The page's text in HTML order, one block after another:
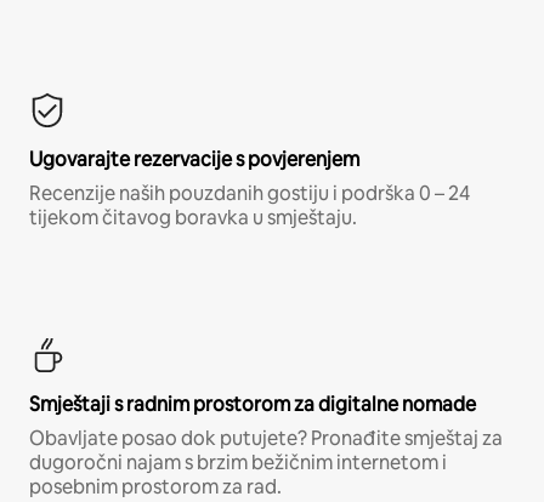
Ugovarajte rezervacije s povjerenjem
Recenzije naših pouzdanih gostiju i podrška 0 – 24
tijekom čitavog boravka u smještaju.
Smještaji s radnim prostorom za digitalne nomade
Obavljate posao dok putujete? Pronađite smještaj za
dugoročni najam s brzim bežičnim internetom i
posebnim prostorom za rad.